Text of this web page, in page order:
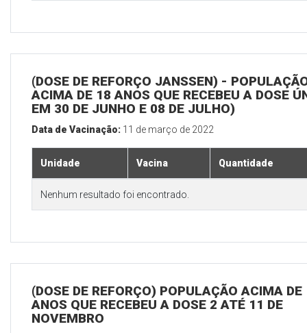
(DOSE DE REFORÇO JANSSEN) -
ACIMA DE 18 ANOS QUE RECEBEU A DOSE
EM 30 DE JUNHO E 08 DE JULHO)
Data de Vacinação: 11 de março de 2022
Unidade Vacina Quantidade
Nenhum resultado foi encontrado.
(DOSE DE REFORÇO) POPULAÇÃO ACIMA DE
ANOS QUE RECEBEU A DOSE 2 ATÉ 11 DE
NOVEMBRO